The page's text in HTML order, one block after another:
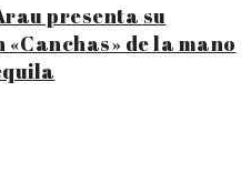
presenta su
«Canchas» de la mano